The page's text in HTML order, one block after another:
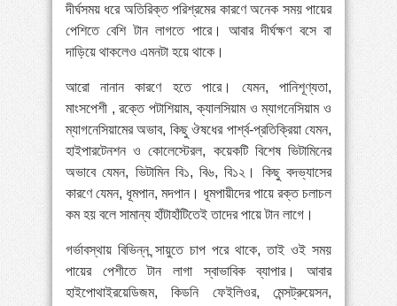
দীর্ঘসময় ধরে অতিরিক্ত পরিশ্রমের কারণে অনেক সময় পায়ের
পেশিতে বেশি টান লাগতে পারে। আবার দীর্ঘক্ষণ বসে বা
দাড়িয়ে থাকলেও এমনটা হয়ে থাকে।
আরো নানান কারণে হতে পারে। যেমন, পানিশূণ্যতা,
মাংসপেশী , রক্তে পটাশিয়াম, ক্যালসিয়াম ও ম্যাগনেসিয়াম ও
ম্যাগনেসিয়ামের অভাব, কিছু ঔষধের পার্শ্ব-প্রতিক্রিয়া যেমন,
হাইপারটেনশন ও কোলেস্টেরল, কয়েকটি বিশেষ ভিটামিনের
অভাবে যেমন, ভিটামিন বি১, বি৬, বি১২। কিছু বদভ্যাসের
কারণে যেমন, ধূমপান, মদপান। ধূমপায়ীদের পায়ে রক্ত চলাচল
কম হয় বলে সামান্য হাঁটাহাঁটিতেই তাদের পায়ে টান লাগে।
গর্ভাবস্থায় বিভিন্ন ন্সায়ুতে চাপ পরে থাকে, তাই ওই সময়
পায়ের পেশীতে টান লাগা স্বাভাবিক ব্যাপার। আবার
হাইপোথাইরয়েডিজম, কিডনি ফেইলিওর, মেন্সট্রুয়েসন,